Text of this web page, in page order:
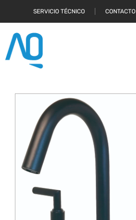
SERVICIO TÉCNICO CONTACTO